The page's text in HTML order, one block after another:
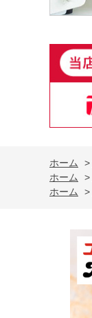
ホーム >
ホーム
>
ホーム
>